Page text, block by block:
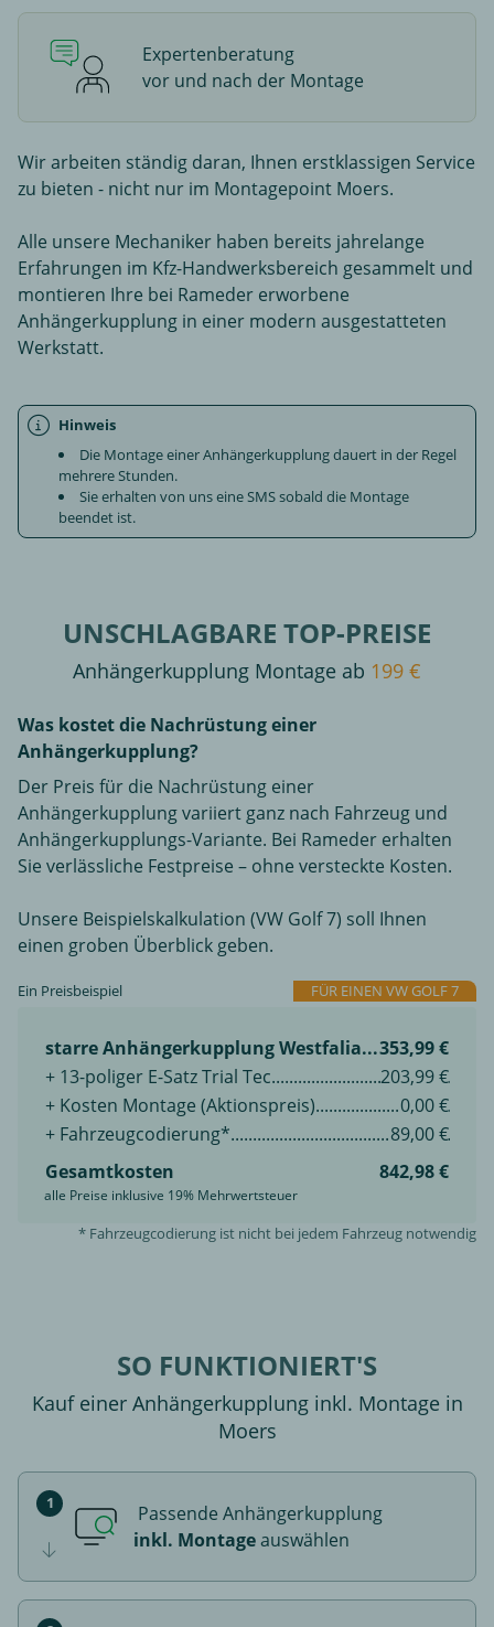
Expertenberatung
vor und nach der Montage
Wir arbeiten ständig daran, Ihnen erstklassigen Service
zu bieten - nicht nur im Montagepoint Moers.
Alle unsere Mechaniker haben bereits jahrelange
Erfahrungen im Kfz-Handwerksbereich gesammelt und
montieren Ihre bei Rameder erworbene
Anhängerkupplung in einer modern ausgestatteten
Werkstatt.
Hinweis
Die Montage einer Anhängerkupplung dauert in der Regel
mehrere Stunden.
Sie erhalten von uns eine SMS sobald die Montage
beendet ist.
UNSCHLAGBARE TOP-PREISE
Anhängerkupplung Montage ab 199 €
Was kostet die Nachrüstung einer
Anhängerkupplung?
Der Preis für die Nachrüstung einer
Anhängerkupplung variiert ganz nach Fahrzeug und
Anhängerkupplungs-Variante. Bei Rameder erhalten
Sie verlässliche Festpreise – ohne versteckte Kosten.
Unsere Beispielskalkulation (VW Golf 7) soll Ihnen
einen groben Überblick geben.
Ein Preisbeispiel FÜR EINEN VW GOLF 7
starre Anhängerkupplung Westfalia
353,99 €
+ 13-poliger E-Satz Trial Tec
203,99 €
+ Kosten Montage (Aktionspreis)
0,00 €
+ Fahrzeugcodierung*
89,00 €
Gesamtkosten
842,98 €
alle Preise inklusive 19% Mehrwertsteuer
* Fahrzeugcodierung ist nicht bei jedem Fahrzeug notwendig
SO FUNKTIONIERT'S
Kauf einer Anhängerkupplung inkl. Montage in
Moers
Passende Anhängerkupplung
inkl. Montageauswählen